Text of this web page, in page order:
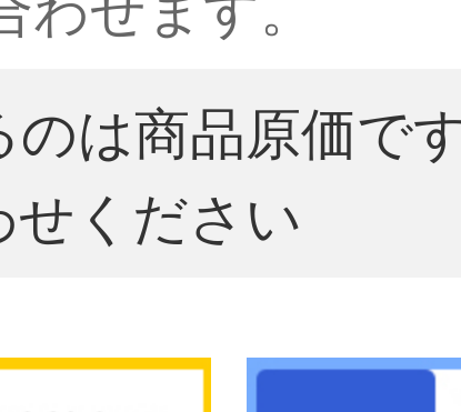
は商品原価で
ください